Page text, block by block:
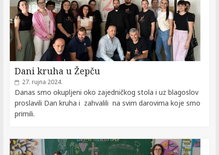
Dani kruha u Žepču
27. rujna 2024.
Danas smo okupljeni oko zajedničkog stola i uz blagoslov
proslavili Dan kruha i zahvalili na svim darovima koje smo
primili.